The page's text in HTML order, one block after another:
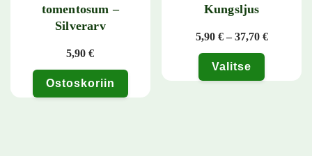
tomentosum –
Silverarv
5,90€
Ostoskoriin
Kungsljus
5,90 € – 37,70 €
Valitse